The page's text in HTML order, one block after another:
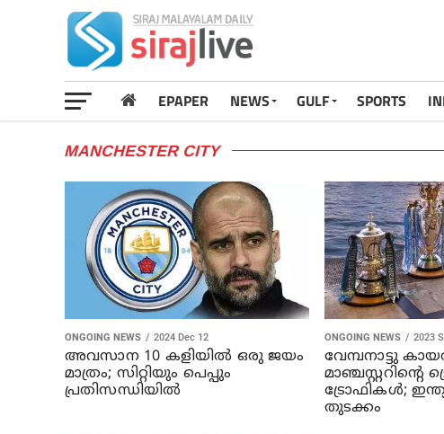
EPAPER NEWS GULF SPORTS
MANCHESTER CITY
ONGOING NEWS 2024 Dec 12
അവസാന 10 കളിയില്‍ ഒരു ജയം
മാത്രം; സിറ്റിയും പെപ്പും
പ്രതിസന്ധിയില്‍
ONGOING NEWS 2023
വേമ്പനാട്ടു
മാഞ്ചസ്റ്ററിന്റെ
ട്രോഫികള്‍;
തുടക്കം